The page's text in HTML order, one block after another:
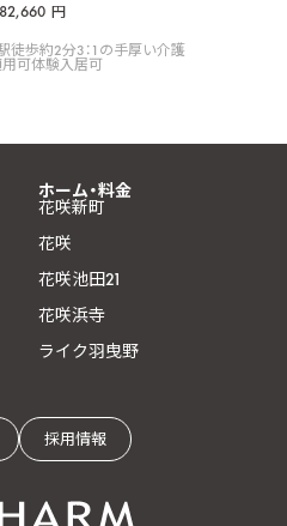
円
徒歩約2分3：1の手厚い介護
可体験入居可
ホーム・料金
花咲新町
花咲
花咲池田21
花咲浜寺
ライク羽曳野
採用情報